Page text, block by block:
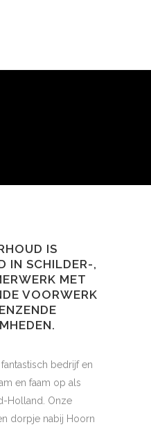
IS
IN SCHILDER-,
MET
VOORWERK
bedrijf en
en faam op als
Holland. Onze
dorpje nabij Hoorn